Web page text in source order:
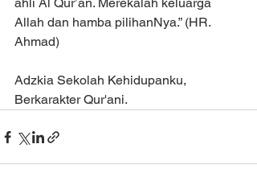
Allah dan hamba pilihanNya.” (HR.
Ahmad)
Adzkia Sekolah Kehidupanku,
Berkarakter Qur'ani.